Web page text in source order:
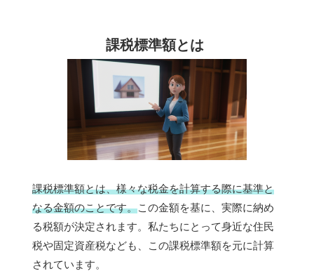
課税標準額とは
課税標準額とは、様々な税金を計算する際に基準と
なる金額のことです。この金額を基に、実際に納め
る税額が決定されます。私たちにとって身近な住民
税や固定資産税なども、この課税標準額を元に計算
されています。